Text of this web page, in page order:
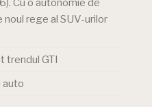
Cu o autonomie de
rege al SUV-urilor
trendul GTI
auto